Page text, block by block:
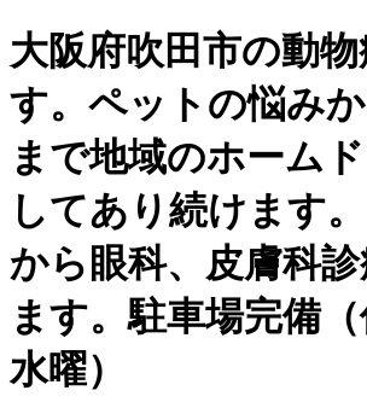
大阪府吹田市の動
す。ペットの悩み
まで地域のホーム
してあり続けます
から眼科、皮膚科
ます。駐車場完備（
水曜）